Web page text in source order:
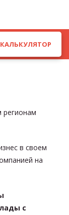
КАЛЬКУЛЯТОР
регионам
в своем
на
с